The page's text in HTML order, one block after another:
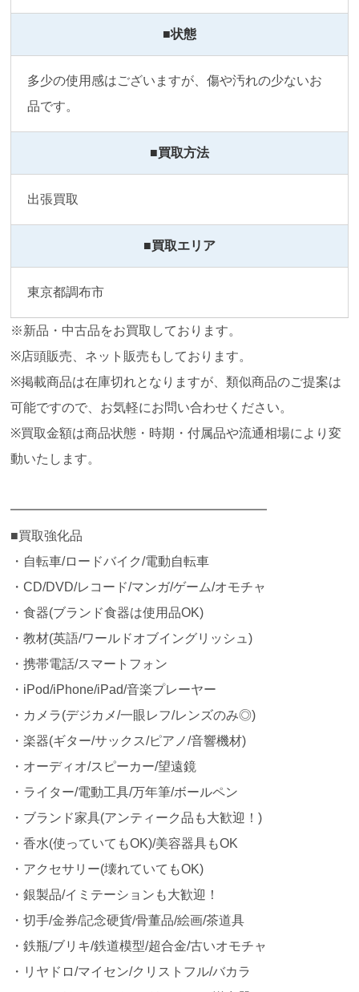
■状態
多少の使用感はございますが、傷や汚れの少ないお
品です。
■買取方法
出張買取
■買取エリア
東京都調布市
※新品・中古品をお買取しております。
※店頭販売、ネット販売もしております。
※掲載商品は在庫切れとなりますが、類似商品のご提案は
可能ですので、お気軽にお問い合わせください。
※買取金額は商品状態・時期・付属品や流通相場により変
動いたします。
━━━━━━━━━━━━━━━━━━━━
■買取強化品
・自転車/ロードバイク/電動自転車
・CD/DVD/レコード/マンガ/ゲーム/オモチャ
・食器(ブランド食器は使用品OK)
・教材(英語/ワールドオブイングリッシュ)
・携帯電話/スマートフォン
・iPod/iPhone/iPad/音楽プレーヤー
・カメラ(デジカメ/一眼レフ/レンズのみ◎)
・楽器(ギター/サックス/ピアノ/音響機材)
・オーディオ/スピーカー/望遠鏡
・ライター/電動工具/万年筆/ボールペン
・ブランド家具(アンティーク品も大歓迎！)
・香水(使っていてもOK)/美容器具もOK
・アクセサリー(壊れていてもOK)
・銀製品/イミテーションも大歓迎！
・切手/金券/記念硬貨/骨董品/絵画/茶道具
・鉄瓶/ブリキ/鉄道模型/超合金/古いオモチャ
・リヤドロ/マイセン/クリストフル/バカラ